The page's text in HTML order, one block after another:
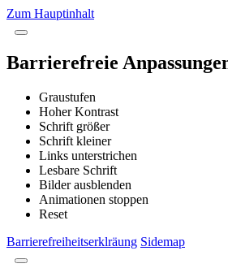
Zum Hauptinhalt
Barrierefreie
Graustufen
Hoher Kontrast
Schrift größer
Schrift kleiner
Links unterstrichen
Lesbare Schrift
Bilder ausblenden
Animationen stoppen
Reset
Barrierefreiheitserklräung Sidemap